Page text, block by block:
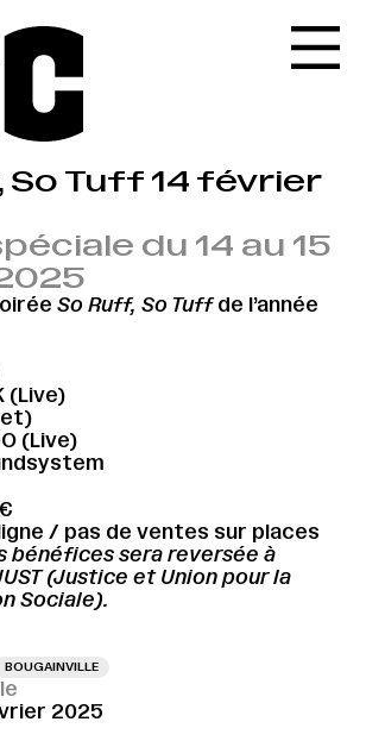
So Tuff 14 février
du 14 au 15
So Ruff, So Tuffde l’année
(Live)
(Live)
/ pas de ventes sur places
bénéfices sera reversée à
(Justice et Union pour la
Sociale).
BOUGAINVILLE
2025